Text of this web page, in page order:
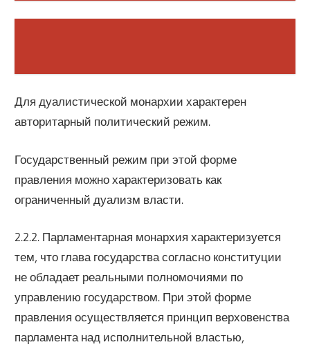
Для дуалистической монархии характерен
авторитарный политический режим.
Государственный режим при этой форме
правления можно характеризовать как
ограниченный дуализм власти.
2.2.2. Парламентарная монархия характеризуется
тем, что глава государства согласно конституции
не обладает реальными полномочиями по
управлению государством. При этой форме
правления осуществляется принцип верховенства
парламента над исполнительной властью,